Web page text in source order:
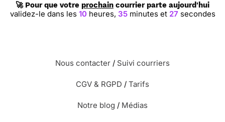
🚀 Pour que votre prochain courrier parte aujourd'hui
validez-le dans les 10heures, 35minutes et 26 secondes
Nous contacter / Suivi courriers
CGV & RGPD / Tarifs
Notre blog / Médias